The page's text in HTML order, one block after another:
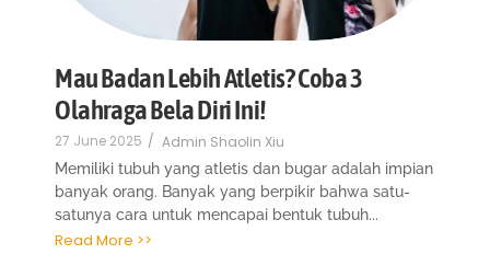
Mau Badan Lebih Atletis? Coba 3
Olahraga Bela Diri Ini!
27 June 2025 / Admin Shaolin Xiu
Memiliki tubuh yang atletis dan bugar adalah impian
banyak orang. Banyak yang berpikir bahwa satu-
satunya cara untuk mencapai bentuk tubuh...
Read More >>